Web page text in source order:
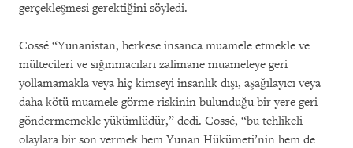
gerçekleşmesi gerektiğini söyledi.
Cossé “Yunanistan, herkese insanca muamele etmekle ve
mültecileri ve sığınmacıları zalimane muameleye geri
yollamamakla veya hiç kimseyi insanlık dışı, aşağılayıcı veya
daha kötü muamele görme riskinin bulunduğu bir yere geri
göndermemekle yükümlüdür,” dedi. Cossé, “bu tehlikeli
olaylara bir son vermek hem Yunan Hükümeti’nin hem de